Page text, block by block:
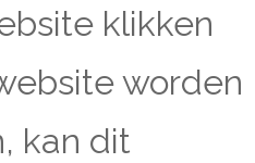
klikken
worden
kan dit